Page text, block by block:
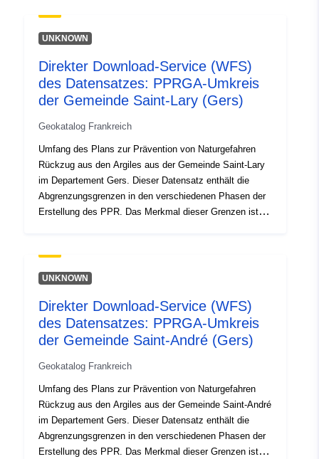
Es handelt sich um:- vorgeschriebener Umfang in der
Verjährungsverordnung eines PPR;-
PPR geregelten Bereich entspricht, dieser genehmigte
Bereich gilt als gemeinnützig;- Untersuchungsumfang,
der der Hülle entspricht, in der die Unwägbarkeiten
UNKNOWN
Direkter Download-Service (WFS)
des Datensatzes: PPRGA-Umkreis
der Gemeinde Saint-Lary (Gers)
Geokatalog Frankreich
Umfang des Plans zur Prävention von Naturgefahren
Rückzug aus den Argiles aus der Gemeinde Saint-Lary
im Departement Gers. Dieser Datensatz enthält die
Abgrenzungsgrenzen in den verschiedenen Phasen der
Erstellung des PPR. Das Merkmal dieser Grenzen ist,
handelt sich um:- vorgeschriebener Umfang in der
Verjährungsverordnung eines PPR;-
PPR geregelten Bereich entspricht, dieser genehmigte
Bereich gilt als gemeinnützig;- Untersuchungsumfang,
der der Hülle entspricht, in der die Unwägbarkeiten
UNKNOWN
Direkter Download-Service (WFS)
des Datensatzes: PPRGA-Umkreis
der Gemeinde Saint-André (Gers)
Geokatalog Frankreich
Umfang des Plans zur Prävention von Naturgefahren
Rückzug aus den Argiles aus der Gemeinde Saint-André
im Departement Gers. Dieser Datensatz enthält die
Abgrenzungsgrenzen in den verschiedenen Phasen der
Erstellung des PPR. Das Merkmal dieser Grenzen ist,